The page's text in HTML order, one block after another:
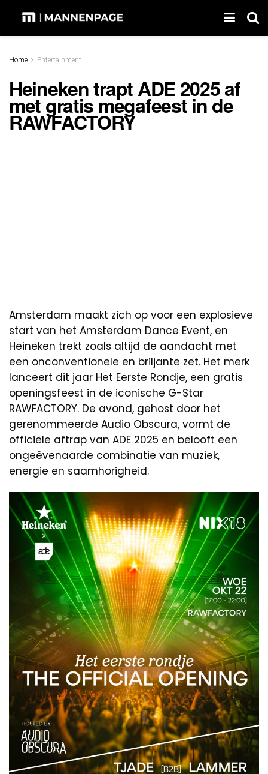
Home Entertainment
Heineken trapt ADE 2025 af
met gratis megafeest in de
RAWFACTORY
Amsterdam maakt zich op voor een explosieve
start van het Amsterdam Dance Event, en
Heineken trekt zoals altijd de aandacht met
een onconventionele en briljante zet. Het merk
lanceert dit jaar Het Eerste Rondje, een gratis
openingsfeest in de iconische G-Star
RAWFACTORY. De avond, gehost door het
gerenommeerde Audio Obscura, vormt de
officiële aftrap van ADE 2025 en belooft een
ongeëvenaarde combinatie van muziek,
energie en saamhorigheid.